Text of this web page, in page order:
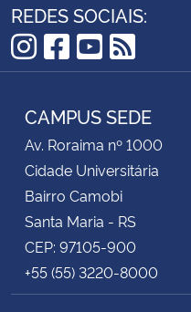
REDES SOCIAIS:
Instagram
Facebook
RSS
CAMPUS SEDE
Av. Roraima nº 1000
Cidade Universitária
Bairro Camobi
Santa Maria - RS
CEP: 97105-900
+55 (55) 3220-8000